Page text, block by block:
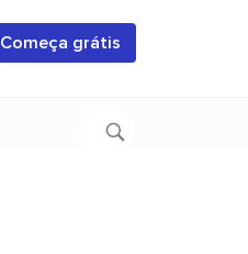
Começa grátis